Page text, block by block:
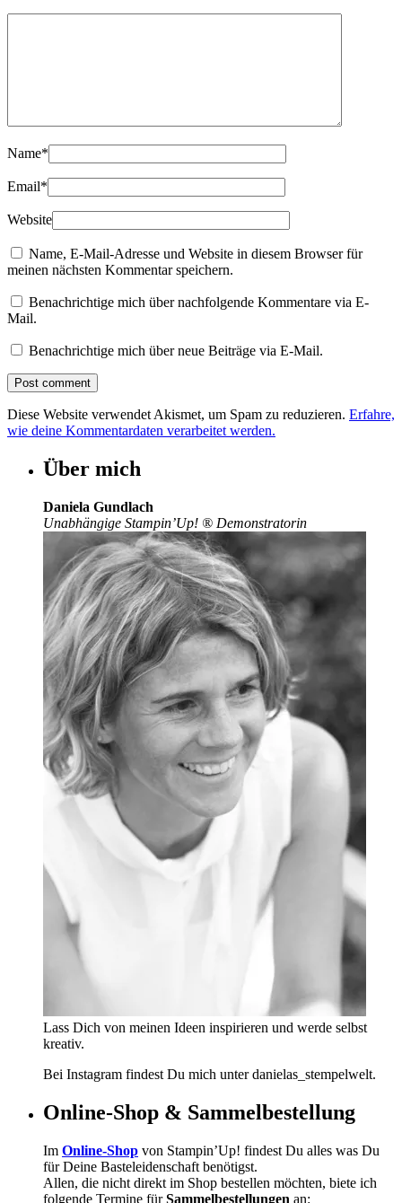
Name*
Email*
Website
Name, E-Mail-Adresse und Website in diesem Browser für
meinen nächsten Kommentar speichern.
Benachrichtige mich über nachfolgende Kommentare via E-
Mail.
Benachrichtige mich über neue Beiträge via E-Mail.
Diese Website verwendet Akismet, um Spam zu reduzieren. Erfahre,
wie deine Kommentardaten verarbeitet werden.
Über mich
Daniela Gundlach
Unabhängige Stampin’Up! ® Demonstratorin
Lass Dich von meinen Ideen inspirieren und werde selbst
kreativ.
Bei Instagram findest Du mich unter danielas_stempelwelt.
Online-Shop & Sammelbestellung
Im Online-Shop von Stampin’Up! findest Du alles was Du
für Deine Basteleidenschaft benötigst.
Allen, die nicht direkt im Shop bestellen möchten, biete ich
folgende Termine fürSammelbestellungen an: